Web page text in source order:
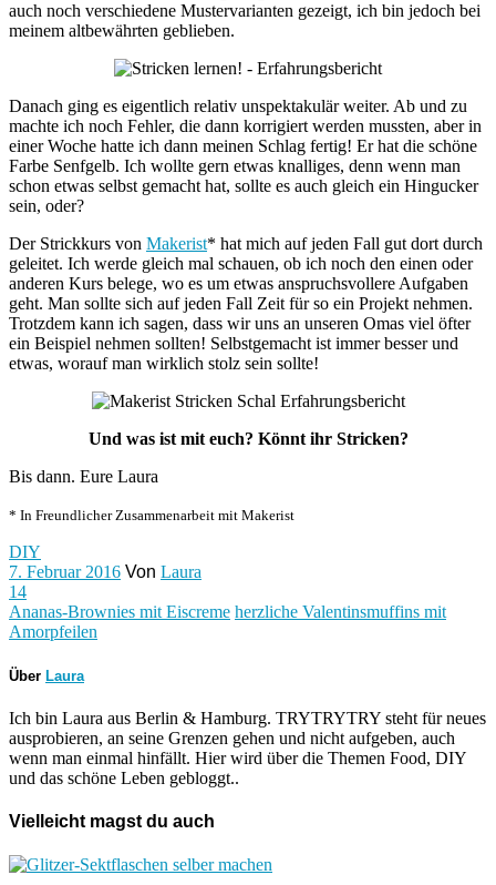
auch noch verschiedene Mustervarianten gezeigt, ich bin jedoch bei
meinem altbewährten geblieben.
Danach ging es eigentlich relativ unspektakulär weiter. Ab und zu
machte ich noch Fehler, die dann korrigiert werden mussten, aber in
einer Woche hatte ich dann meinen Schlag fertig! Er hat die schöne
Farbe Senfgelb. Ich wollte gern etwas knalliges, denn wenn man
schon etwas selbst gemacht hat, sollte es auch gleich ein Hingucker
sein, oder?
Der Strickkurs von Makerist* hat mich auf jeden Fall gut dort durch
geleitet. Ich werde gleich mal schauen, ob ich noch den einen oder
anderen Kurs belege, wo es um etwas anspruchsvollere Aufgaben
geht. Man sollte sich auf jeden Fall Zeit für so ein Projekt nehmen.
Trotzdem kann ich sagen, dass wir uns an unseren Omas viel öfter
ein Beispiel nehmen sollten! Selbstgemacht ist immer besser und
etwas, worauf man wirklich stolz sein sollte!
Und was ist mit euch? Könnt ihr Stricken?
Bis dann. Eure Laura
* In Freundlicher Zusammenarbeit mit Makerist
DIY
7. Februar 2016 Von Laura
14
Ananas-Brownies mit Eiscreme herzliche Valentinsmuffins mit
Amorpfeilen
Über Laura
Ich bin Laura aus Berlin & Hamburg. TRYTRYTRY steht für neues
ausprobieren, an seine Grenzen gehen und nicht aufgeben, auch
wenn man einmal hinfällt. Hier wird über die Themen Food, DIY
und das schöne Leben gebloggt..
Vielleicht magst du auch